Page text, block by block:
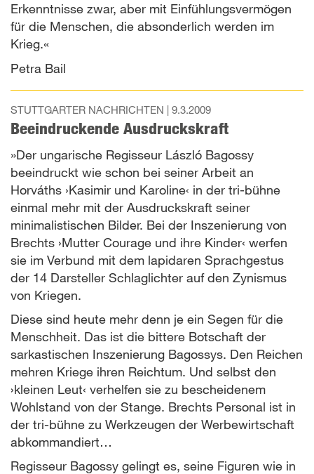
Erkenntnisse zwar, aber mit Einfühlungsvermögen
für die Menschen, die absonderlich werden im
Krieg.«
Petra Bail
STUTTGARTER NACHRICHTEN | 9.3.2009
Beeindruckende Ausdruckskraft
»Der ungarische Regisseur László Bagossy
beeindruckt wie schon bei seiner Arbeit an
Horváths ›Kasimir und Karoline‹ in der tri-bühne
einmal mehr mit der Ausdruckskraft seiner
minimalistischen Bilder. Bei der Inszenierung von
Brechts ›Mutter Courage und ihre Kinder‹ werfen
sie im Verbund mit dem lapidaren Sprachgestus
der 14 Darsteller Schlaglichter auf den Zynismus
von Kriegen.
Diese sind heute mehr denn je ein Segen für die
Menschheit. Das ist die bittere Botschaft der
sarkastischen Inszenierung Bagossys. Den Reichen
mehren Kriege ihren Reichtum. Und selbst den
›kleinen Leut‹ verhelfen sie zu bescheidenem
Wohlstand von der Stange. Brechts Personal ist in
der tri-bühne zu Werkzeugen der Werbewirtschaft
abkommandiert…
Regisseur Bagossy gelingt es, seine Figuren wie in